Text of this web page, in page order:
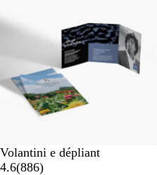
Volantini e dépliant
4.6(886)